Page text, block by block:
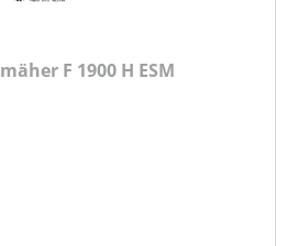
F 1900 H ESM